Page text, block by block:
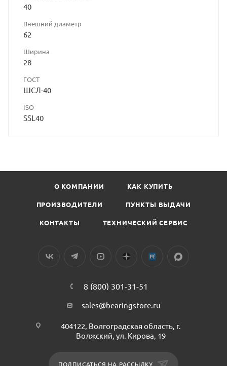
40
Внешний диаметр
62
Ширина
28
ГОСТ
ШСЛ-40
ISO
SSL40
О КОМПАНИИ КАК КУПИТЬ
ПРОИЗВОДИТЕЛИ ПУНКТЫ ВЫДАЧИ
КОНТАКТЫ ТЕХНИЧЕСКИЙ СЕРВИС
8 (800) 301-31-51
sales@bearingstore.ru
404122, Волгоградская область, г.
Волжский, ул. Кирова, 19
ПОДПИСАТЬСЯ НА РАССЫЛКУ